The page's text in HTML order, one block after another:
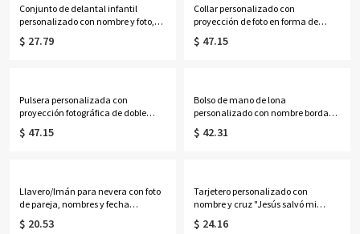
Conjunto de delantal infantil
personalizado con nombre y foto,
diseño de personaje de dibujos
animados en 3D, gorro de chef y
$ 27.79
Collar personalizado con
proyección de foto en forma de
corazón y piedra natal, collar
delicado de plata de ley 925 con
$ 47.15
Pulsera personalizada con
proyección fotográfica de doble
inicial, plata de ley 925, delicada
pulsera con imagen oculta en el
$ 47.15
Bolso de mano de lona
personalizado con nombre bordado
para golf, bolso de mano para mujer
con ribete en contraste, bolso de
$ 42.31
Llavero/Imán para nevera con foto
de pareja, nombres y fecha
personalizados, decoración
romántica de acrílico, regalo de
$ 20.53
Tarjetero personalizado con
nombre y cruz "Jesús salvó mi
vida", cartera para hombre con
cremallera, regalo de
$ 24.16